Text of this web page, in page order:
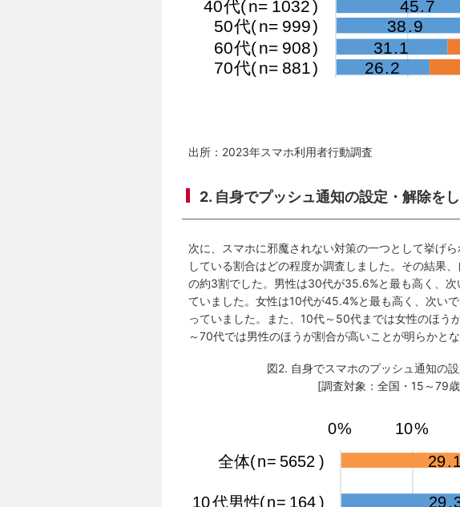
出所：2023年スマホ利用者行動調査
2. 自身でプッシュ通知の設定・解除を
次に、スマホに邪魔されない対策の一つとして挙げ
している割合はどの程度か調査しました。その結果
の約3割でした。男性は30代が35.6%と最も高く、
ていました。女性は10代が45.4%と最も高く、次い
っていました。また、10代～50代までは女性のほ
～70代では男性のほうが割合が高いことが明らかとな
図2. 自身でスマホのプッシュ通知の
[調査対象：全国・15～79